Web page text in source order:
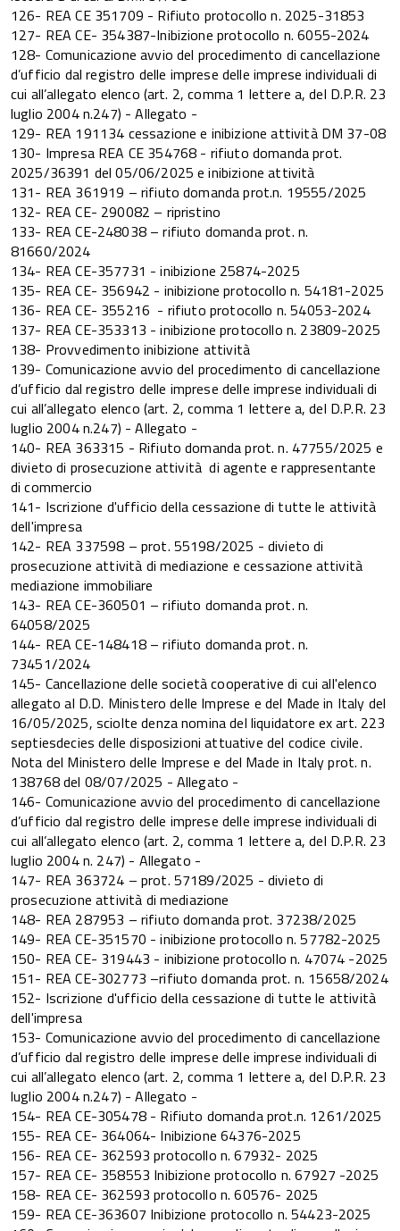
126- REA CE 351709 - Rifiuto protocollo n. 2025-31853
127- REA CE- 354387-Inibizione protocollo n. 6055-2024
128- Comunicazione avvio del procedimento di cancellazione
d’ufficio dal registro delle imprese delle imprese individuali di
cui all’allegato elenco (art. 2, comma 1 lettere a, del D.P.R. 23
luglio 2004 n.247) - Allegato -
129- REA 191134 cessazione e inibizione attività DM 37-08
130- Impresa REA CE 354768 - rifiuto domanda prot.
2025/36391 del 05/06/2025 e inibizione attività
131- REA 361919 – rifiuto domanda prot.n. 19555/2025
132- REA CE- 290082 – ripristino
133- REA CE-248038 – rifiuto domanda prot. n.
81660/2024
134- REA CE-357731 - inibizione 25874-2025
135- REA CE- 356942 - inibizione protocollo n. 54181-2025
136- REA CE- 355216 - rifiuto protocollo n. 54053-2024
137- REA CE-353313 - inibizione protocollo n. 23809-2025
138- Provvedimento inibizione attività
139- Comunicazione avvio del procedimento di cancellazione
d’ufficio dal registro delle imprese delle imprese individuali di
cui all’allegato elenco (art. 2, comma 1 lettere a, del D.P.R. 23
luglio 2004 n.247) - Allegato -
140- REA 363315 - Rifiuto domanda prot. n. 47755/2025 e
divieto di prosecuzione attività di agente e rappresentante
di commercio
141- Iscrizione d'ufficio della cessazione di tutte le attività
dell'impresa
142- REA 337598 – prot. 55198/2025 - divieto di
prosecuzione attività di mediazione e cessazione attività
mediazione immobiliare
143- REA CE-360501 – rifiuto domanda prot. n.
64058/2025
144- REA CE-148418 – rifiuto domanda prot. n.
73451/2024
145- Cancellazione delle società cooperative di cui all'elenco
allegato al D.D. Ministero delle Imprese e del Made in Italy del
16/05/2025, sciolte denza nomina del liquidatore ex art. 223
septiesdecies delle disposizioni attuative del codice civile.
Nota del Ministero delle Imprese e del Made in Italy prot. n.
138768 del 08/07/2025 - Allegato -
146- Comunicazione avvio del procedimento di cancellazione
d’ufficio dal registro delle imprese delle imprese individuali di
cui all’allegato elenco (art. 2, comma 1 lettere a, del D.P.R. 23
luglio 2004 n. 247) - Allegato -
147- REA 363724 – prot. 57189/2025 - divieto di
prosecuzione attività di mediazione
148- REA 287953 – rifiuto domanda prot. 37238/2025
149- REA CE-351570 - inibizione protocollo n. 57782-2025
150- REA CE- 319443 - inibizione protocollo n. 47074 -2025
151- REA CE-302773 –rifiuto domanda prot. n. 15658/2024
152- Iscrizione d'ufficio della cessazione di tutte le attività
dell'impresa
153- Comunicazione avvio del procedimento di cancellazione
d’ufficio dal registro delle imprese delle imprese individuali di
cui all’allegato elenco (art. 2, comma 1 lettere a, del D.P.R. 23
luglio 2004 n.247) - Allegato -
154- REA CE-305478 - Rifiuto domanda prot.n. 1261/2025
155- REA CE- 364064- Inibizione 64376-2025
156- REA CE- 362593 protocollo n. 67932- 2025
157- REA CE- 358553 Inibizione protocollo n. 67927 -2025
158- REA CE- 362593 protocollo n. 60576- 2025
159- REA CE-363607 Inibizione protocollo n. 54423-2025